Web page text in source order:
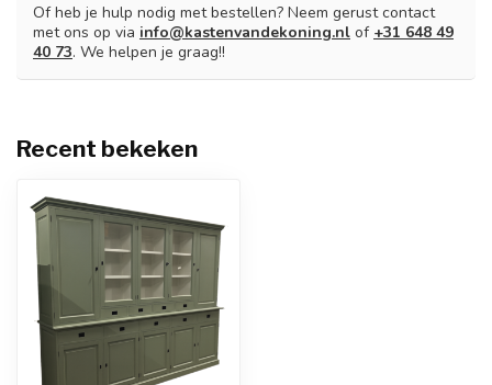
Of heb je hulp nodig met bestellen? Neem gerust contact
met ons op via info@kastenvandekoning.nl of +31 648 49
40 73. We helpen je graag!!
Recent bekeken